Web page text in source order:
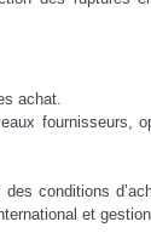
achat.
fournisseurs,
conditions
et